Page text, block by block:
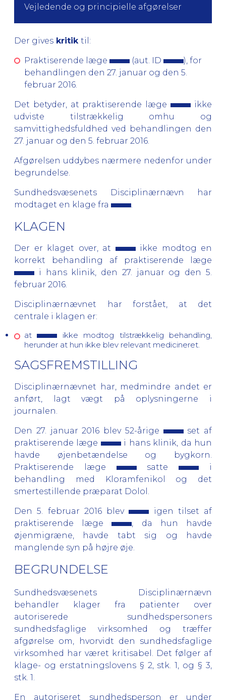
Vejledende og principielle afgørelser
Der gives kritik til:
Praktiserende læge (aut. ID
), for
behandlingen den 27. januar og den 5.
februar 2016.
Det betyder, at praktiserende læge
ikke
udviste tilstrækkelig omhu og
samvittighedsfuldhed ved behandlingen den
27. januar og den 5. februar 2016.
Afgørelsen uddybes nærmere nedenfor under
begrundelse.
Sundhedsvæsenets Disciplinærnævn har
modtaget en klage fra
KLAGEN
Der er klaget over, at
ikke modtog en
korrekt behandling af praktiserende læge
i hans klinik, den 27. januar og den 5.
februar 2016.
Disciplinærnævnet har forstået, at det
centrale i klagen er:
at
ikke modtog tilstrækkelig behandling,
herunder at hun ikke blev relevant medicineret.
SAGSFREMSTILLING
Disciplinærnævnet har, medmindre andet er
anført, lagt vægt på oplysningerne i
journalen.
Den 27. januar 2016 blev 52-årige
set af
praktiserende læge
i hans klinik, da hun
havde øjenbetændelse og bygkorn.
Praktiserende læge
satte
i
behandling med Kloramfenikol og det
smertestillende præparat Dolol.
Den 5. februar 2016 blev
igen tilset af
praktiserende læge
, da hun havde
øjenmigræne, havde tabt sig og havde
manglende syn på højre øje.
BEGRUNDELSE
Sundhedsvæsenets Disciplinærnævn
behandler klager fra patienter over
autoriserede sundhedspersoners
sundhedsfaglige virksomhed og træffer
afgørelse om, hvorvidt den sundhedsfaglige
virksomhed har været kritisabel. Det følger af
klage- og erstatningslovens § 2, stk. 1, og § 3,
stk. 1.
En autoriseret sundhedsperson er under